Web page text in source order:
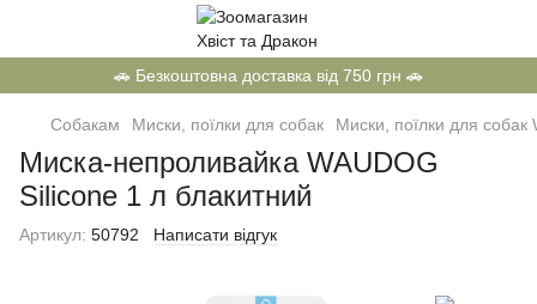
🚗 Безкоштовна доставка від 750 грн 🚗
Собакам Миски, поїлки для собак Миски, поїлки для собак
Миска-непроливайка WAUDOG
Silicone 1 л блакитний
Артикул: 50792 Написати відгук